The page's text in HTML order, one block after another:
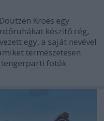
Kroes egy
készítő cég,
egy, a saját nevével
természetesen
tengerparti fotók